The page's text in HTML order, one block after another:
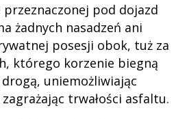
przeznaczonej pod dojazd
żadnych nasadzeń ani
posesji obok, tuż za
którego korzenie biegną
uniemożliwiając
trwałości asfaltu.